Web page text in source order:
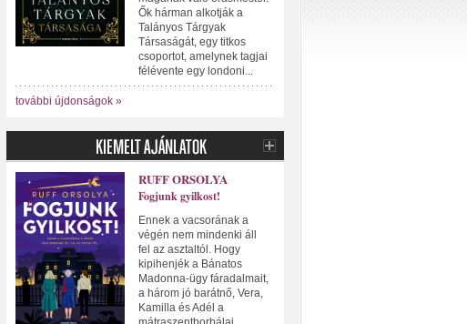
Ők hárman alkotják a
Talányos Tárgyak
Társaságát, egy titkos
csoportot, amelynek tagjai
félévente egy londoni...
további újdonságok »
RUFF ORSOLYA
Fogjunk gyilkost!
Ennek a vacsorának a
végén nem mindenki áll
fel az asztaltól. Hogy
kipihenjék a Bánatos
Madonna-ügy fáradalmait,
a három jó barátnő, Vera,
Kamilla és Adél a